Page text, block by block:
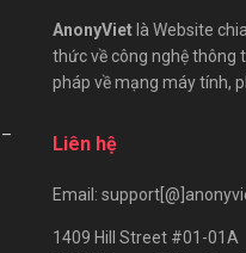
AnonyViet là Website
thức về công nghệ thông
pháp về mạng máy tính,
Liên hệ
Email:
1409 Hill Street #01-01A